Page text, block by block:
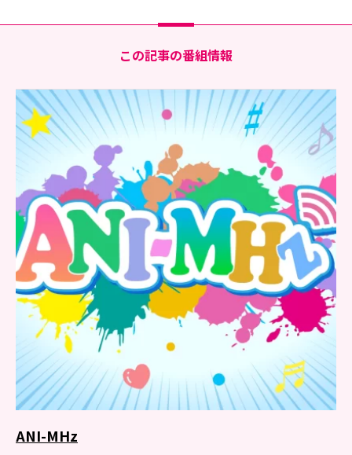
この記事の番組情報
ANI-MHz